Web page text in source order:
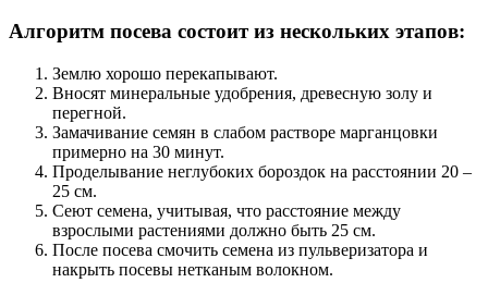
Алгоритм посева состоит из нескольких этапов:
Землю хорошо перекапывают.
Вносят минеральные удобрения, древесную золу и
перегной.
Замачивание семян в слабом растворе марганцовки
примерно на 30 минут.
Проделывание неглубоких бороздок на расстоянии 20 –
25 см.
Сеют семена, учитывая, что расстояние между
взрослыми растениями должно быть 25 см.
После посева смочить семена из пульверизатора и
накрыть посевы нетканым волокном.